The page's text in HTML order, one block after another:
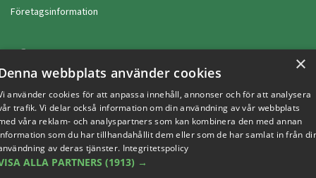
Företagsinformation
×
webbplats använder cookies
använder cookies för att anpassa innehåll, annonser och för att analysera
trafik. Vi delar också information om din användning av vår webbplats
våra reklam- och analyspartners som kan kombinera den med annan
som du har tillhandahållit dem eller som de har samlat in från
av deras tjänster. Integritetspolicy
ALLA PARTNERS (1913) →